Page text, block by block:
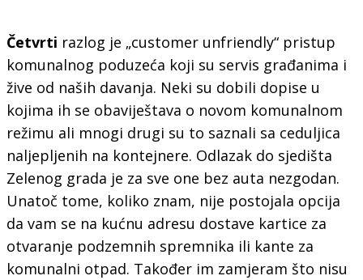
Četvrti razlog je „customer unfriendly“ pristup
komunalnog poduzeća koji su servis građanima i
žive od naših davanja. Neki su dobili dopise u
kojima ih se obaviještava o novom komunalnom
režimu ali mnogi drugi su to saznali sa ceduljica
naljepljenih na kontejnere. Odlazak do sjedišta
Zelenog grada je za sve one bez auta nezgodan.
Unatoč tome, koliko znam, nije postojala opcija
da vam se na kućnu adresu dostave kartice za
otvaranje podzemnih spremnika ili kante za
komunalni otpad. Također im zamjeram što nisu